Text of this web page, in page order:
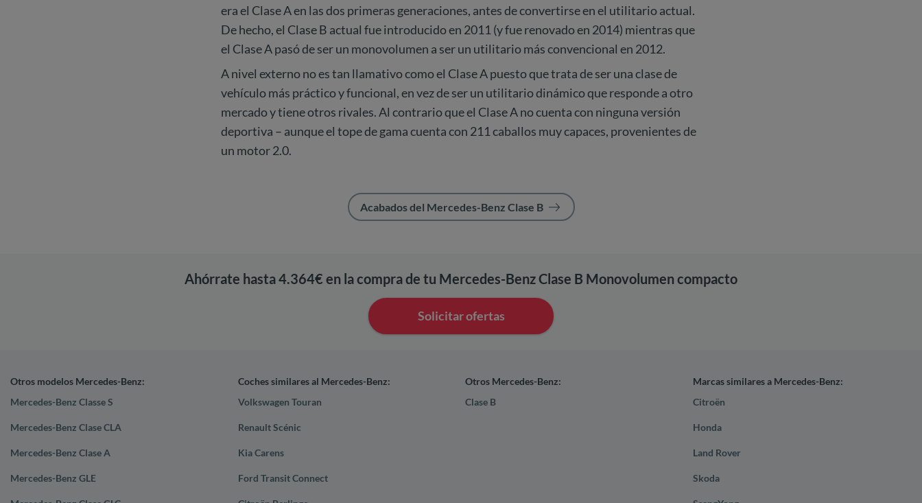
era el Clase A en las dos primeras generaciones, antes de convertirse en el utilitario actual.
De hecho, el Clase B actual fue introducido en 2011 (y fue renovado en 2014) mientras que
el Clase A pasó de ser un monovolumen a ser un utilitario más convencional en 2012.
A nivel externo no es tan llamativo como el Clase A puesto que trata de ser una clase de
vehículo más práctico y funcional, en vez de ser un utilitario dinámico que responde a otro
mercado y tiene otros rivales. Al contrario que el Clase A no cuenta con ninguna versión
deportiva – aunque el tope de gama cuenta con 211 caballos muy capaces, provenientes de
un motor 2.0.
Acabados del Mercedes-Benz Clase B
Ahórrate hasta 4.364€ en la compra de tu Mercedes-Benz Clase B Monovolumen compacto
Solicitar ofertas
Otros modelos Mercedes-Benz:
Mercedes-Benz Classe S
Mercedes-Benz Clase CLA
Mercedes-Benz Clase A
Mercedes-Benz GLE
Coches similares al Mercedes-Benz:
Volkswagen Touran
Renault Scénic
Kia Carens
Ford Transit Connect
Otros Mercedes-Benz:
Clase B
Marcas similares a Mercedes-Benz:
Citroën
Honda
Land Rover
Skoda